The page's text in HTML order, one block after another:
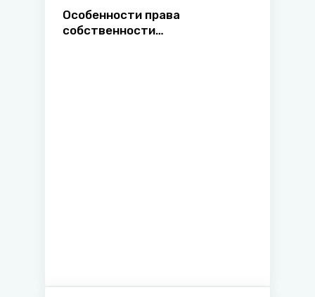
Особенности права
собственности